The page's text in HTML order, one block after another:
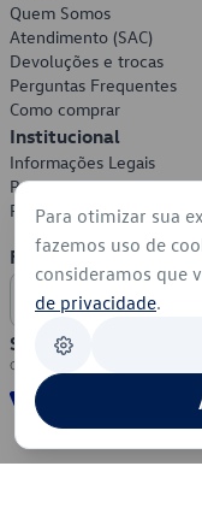
Quem Somos
Atendimento (SAC)
Devoluções e trocas
Perguntas Frequentes
Como comprar
Institucional
Informações Legais
Política de Privacidade
Política de Cookies
Formas de
Segurança
Para otimizar sua
fazemos uso de
consideramos que
de privacidade.